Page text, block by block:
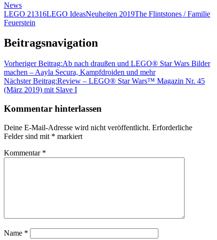
News
LEGO 21316LEGO IdeasNeuheiten 2019The Flintstones / Familie
Feuerstein
Beitragsnavigation
Vorheriger Beitrag:Ab nach draußen und LEGO® Star Wars Bilder
machen – Aayla Secura, Kampfdroiden und mehr
Nächster Beitrag:Review – LEGO® Star Wars™ Magazin Nr. 45
(März 2019) mit Slave I
Kommentar hinterlassen
Deine E-Mail-Adresse wird nicht veröffentlicht. Erforderliche
Felder sind mit * markiert
Kommentar *
Name *